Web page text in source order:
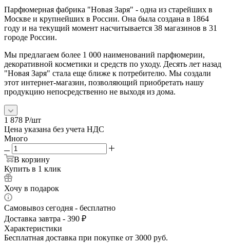
Парфюмерная фабрика "Новая Заря" - одна из старейших в
Москве и крупнейших в России. Она была создана в 1864
году и на текущий момент насчитывается 38 магазинов в 31
городе России.
Мы предлагаем более 1 000 наименований парфюмерии,
декоративной косметики и средств по уходу. Десять лет назад
"Новая Заря" стала еще ближе к потребителю. Мы создали
этот интернет-магазин, позволяющий приобретать нашу
продукцию непосредственно не выходя из дома.
1 878 Р/шт
Цена указана без учета НДС
Много
В корзину
Купить в 1 клик
Хочу в подарок
Самовывоз сегодня - бесплатно
Доставка завтра - 390 ₽
Характеристики
Бесплатная доставка при покупке от 3000 руб.